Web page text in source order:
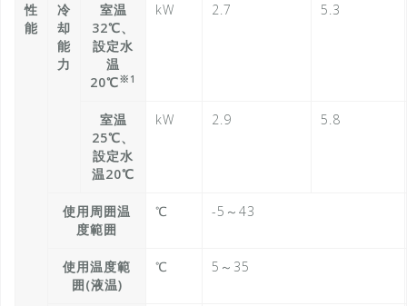
性
能
冷
却
能
力
室温
32℃、
設定水
温
20℃※1
kW 2.7 5.3
室温
25℃、
設定水
温20℃
kW 2.9 5.8
使用周囲温
度範囲
℃ -5～43
使用温度範
囲(液温)
℃ 5～35